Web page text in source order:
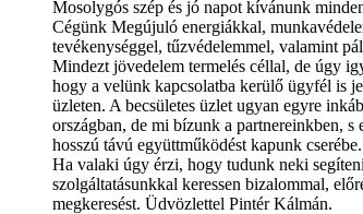
Mosolygós szép és jó napot kívánunk
Cégünk Megújuló energiákkal,
tevékenységgel, tűzvédelemmel, valamint
Mindezt jövedelem termelés céllal, de úgy
hogy a velünk kapcsolatba kerülő ügyfél is
üzleten. A becsületes üzlet ugyan egyre
országban, de mi bízunk a partnereinkben, s
hosszú távú együttműködést kapunk cserébe.
Ha valaki úgy érzi, hogy tudunk neki
szolgáltatásunkkal keressen bizalommal,
megkeresést. Üdvözlettel Pintér Kálmán.